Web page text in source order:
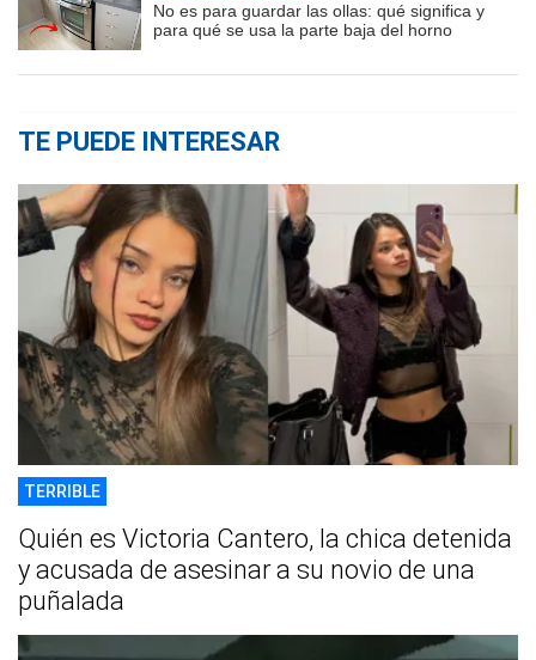
No es para guardar las ollas: qué significa y
para qué se usa la parte baja del horno
TE PUEDE INTERESAR
TERRIBLE
Quién es Victoria Cantero, la chica detenida
y acusada de asesinar a su novio de una
puñalada